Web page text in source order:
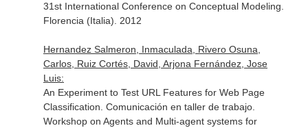
31st International Conference on Conceptual Modeling.
Florencia (Italia). 2012
Hernandez Salmeron, Inmaculada, Rivero Osuna,
Carlos, Ruiz Cortés, David, Arjona Fernández, Jose
Luis:
An Experiment to Test URL Features for Web Page
Classification. Comunicación en taller de trabajo.
Workshop on Agents and Multi-agent systems for